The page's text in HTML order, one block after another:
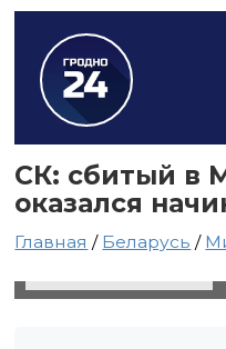
СК: сбитый в
оказался
Главная / Беларусь /